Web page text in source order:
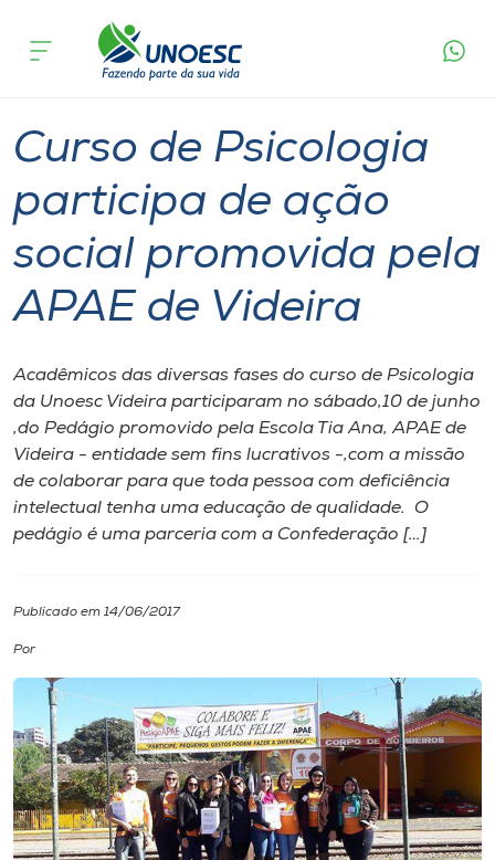
Cursos
Atendimento ao Estudante
Portal de Ensino
A
Internacionalização
I.nova
Diplomados
Cultura
CPA
Biblioteca
acontece
Curso de Psicologia
participa de ação
social promovida pela
APAE de Videira
Acadêmicos das diversas fases do curso de Psicologia
da Unoesc Videira participaram no sábado​,10 de junho​
,​do Pedágio promovido pela Escola ​T​ia Ana, APAE de
Videira​ -​ entidade sem fins lucrativos​ -,​com a missão
de colaborar para que toda pessoa com deficiência
intelectual tenha uma educação de qualidade. O
pedágio é uma parceria com a ​C​onfederação […]
Publicado em 14/06/2017
Por